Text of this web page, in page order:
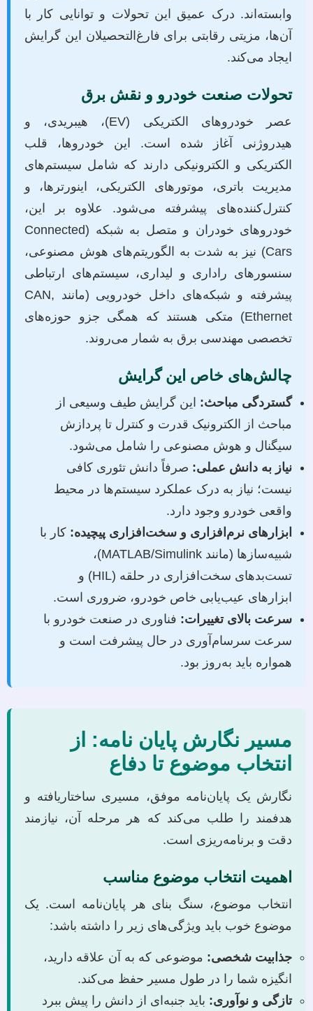
وابسته‌اند. درک عمیق این تحولات و توانایی کار با
آن‌ها، مزیتی رقابتی برای فارغ‌التحصیلان این گرایش
ایجاد می‌کند.
تحولات صنعت خودرو و نقش برق
عصر خودروهای الکتریکی (EV)، هیبریدی، و
هیدروژنی آغاز شده است. این خودروها، قلب
الکتریکی و الکترونیکی دارند که شامل سیستم‌های
مدیریت باتری، موتورهای الکتریکی، اینورترها، و
کنترل‌کننده‌های پیشرفته می‌شود. علاوه بر این،
خودروهای خودران و متصل به شبکه (Connected
Cars) نیز به شدت به الگوریتم‌های هوش مصنوعی،
سنسورهای راداری و لیداری، سیستم‌های ارتباطی
پیشرفته و شبکه‌های داخل خودرویی (مانند CAN,
Ethernet) متکی هستند که همگی جزو حوزه‌های
تخصصی مهندسی برق به شمار می‌روند.
چالش‌های خاص این گرایش
گستردگی مباحث: این گرایش طیف وسیعی از
مباحث از الکترونیک قدرت و کنترل تا پردازش
سیگنال و هوش مصنوعی را شامل می‌شود.
نیاز به دانش عملی: صرفاً دانش تئوری کافی
نیست؛ نیاز به درک عملکرد سیستم‌ها در محیط
واقعی خودرو وجود دارد.
ابزارهای نرم‌افزاری و سخت‌افزاری پیچیده: کار با
شبیه‌سازها (مانند MATLAB/Simulink)،
تست‌بدهای سخت‌افزاری در حلقه (HIL) و
ابزارهای عیب‌یابی خاص خودرو، ضروری است.
سرعت بالای تغییرات: فناوری در صنعت خودرو با
سرعت سرسام‌آوری در حال پیشرفت است و
همواره باید به‌روز بود.
مسیر نگارش پایان نامه: از
انتخاب موضوع تا دفاع
نگارش یک پایان‌نامه موفق، مسیری ساختاریافته و
هدفمند را طلب می‌کند که هر مرحله آن، نیازمند
دقت و برنامه‌ریزی است.
اهمیت انتخاب موضوع مناسب
انتخاب موضوع، سنگ بنای هر پایان‌نامه است. یک
موضوع خوب باید ویژگی‌های زیر را داشته باشد:
جذابیت شخصی: موضوعی که به آن علاقه دارید،
انگیزه شما را در طول مسیر حفظ می‌کند.
تازگی و نوآوری: باید جنبه‌ای از دانش را پیش ببرد